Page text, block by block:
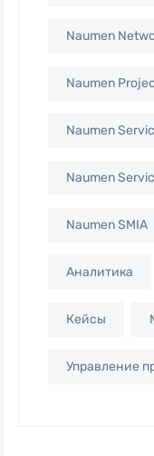
Naumen
Naumen
Naumen
Naumen
Naumen SMIA
Аналитика
Кейсы
Управление